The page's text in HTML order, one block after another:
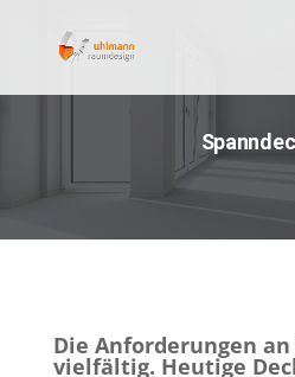
Die Anforderungen
vielfältig. Heutige